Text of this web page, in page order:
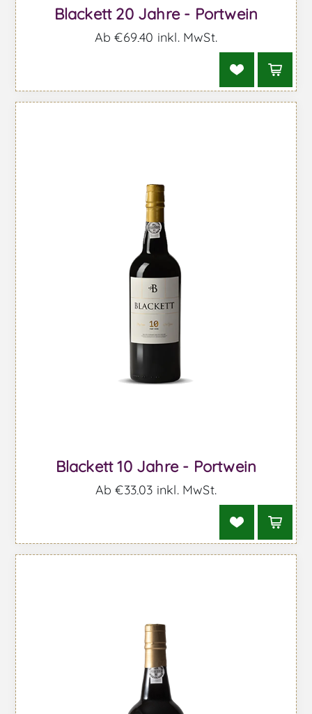
Blackett 20 Jahre - Portwein
Ab €69,40 inkl. MwSt.
Blackett 10 Jahre - Portwein
Ab €33,03 inkl. MwSt.